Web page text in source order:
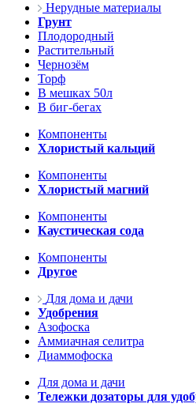
Нерудные материалы
Грунт
Плодородный
Растительный
Чернозём
Торф
В мешках 50л
В биг-бегах
Компоненты
Хлористый кальций
Компоненты
Хлористый магний
Компоненты
Каустическая сода
Компоненты
Другое
Для дома и дачи
Удобрения
Азофоска
Аммиачная селитра
Диаммофоска
Для дома и дачи
Тележки дозаторы для